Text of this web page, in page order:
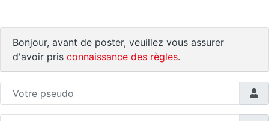
Bonjour, avant de poster, veuillez vous assurer
d'avoir pris connaissance des règles.